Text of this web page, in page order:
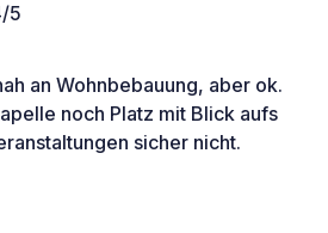
5
an Wohnbebauung, aber ok.
noch Platz mit Blick aufs
sicher nicht.